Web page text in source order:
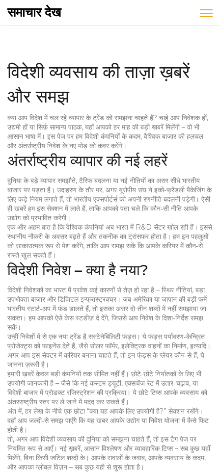
समाचार देख
विदेशी व्यवसाय की ताज़ा ख़बरें
और समझ
क्या आप विदेश में चल रहे व्यापार के ट्रेंड को समझना चाहते हैं? चाहे आप निवेशक हों,
उद्यमी हों या सिर्फ़ सामान्य पाठक, यहाँ आपको हर माह की बड़ी खबरें मिलेंगी – वो भी
आसान भाषा में। इस पेज पर हम विदेशी कंपनियों के कदम, वैश्विक बाजार की हलचल
और अंतर्राष्ट्रीय निवेश के नए मोड़ को कवर करेंगे।
अंतर्राष्ट्रीय व्यापार की नई लहरें
दुनिया के बड़े व्यापार समझौते, टैरिफ बदलना या नई नीतियों का असर सीधे भारतीय
बाजार पर पड़ता है। उदाहरण के तौर पर, अगर यूरोपीय संघ ने इको‑फ्रेंडली पैकेजिंग के
लिए कड़े नियम लगाते हैं, तो भारतीय एक्सपोर्टर्स को अपनी रणनीति बदलनी पड़ेगी। ऐसी
ही खबरें हम इस सेक्शन में लाते हैं, ताकि आपको पता चले कि कौन‑सी नीति आपके
उद्योग को प्रभावित करेगी।
एक और अहम बात है कि वैश्विक कंपनियां अब भारत में R&D सेंटर खोल रही हैं। इससे
स्थानीय नौकरी के अवसर बढ़ते हैं और तकनीक का ट्रांसफर होता है। हम इन पहलुओं
को साकारात्मक रूप से पेश करेंगे, ताकि आप समझ सकें कि आपके करियर में कौन‑से
रास्ते खुल सकते हैं।
विदेशी निवेश – क्या है नया?
विदेशी निवेशकों का भारत में प्रवेश कई कारणों से तेज़ हो रहा है – स्थिर नीतियां, बड़ा
उपभोक्ता बाजार और डिजिटल इन्फ्रास्ट्रक्चर। जब अमेरिका या जापान की बड़ी फर्में
भारतीय स्टार्ट‑अप में फंड डालते हैं, तो इसका असर दो-तीन शब्दों में नहीं समझाया जा
सकता। हम आपको ऐसे केस स्टडीज़ दे देंगे, जिससे आप निवेश के दिशा‑निर्देश समझ
सकें।
उन्हीं निवेशों में से एक नया ट्रेंड है सस्टेनेबिलिटी फंड्स। ये फंड्स पर्यावरण‑केन्द्रित
प्रोजेक्ट्स को फाइनेंस देते हैं, जैसे सोलर फॉर्मर, इलेक्ट्रिक वाहनों का निर्माण, इत्यादि।
अगर आप इस सेक्टर में करियर बनाना चाहते हैं, तो इन फंड्स के प्लेयर कौन‑से हैं, ये
जानना ज़रूरी है।
हमारी ख़बरें केवल बड़ी कंपनियों तक सीमित नहीं हैं। छोटे-छोटे निर्यातकों के लिए भी
उपयोगी जानकारी है – जैसे कि नई कस्टम ड्यूटी, एक्सचेंज रेट में उतार‑चढ़ाव, या
विदेशी बाजार में प्रोडक्ट रजिस्ट्रेशन की प्रक्रिया। ये छोटे टिप्स आपके व्यवसाय को
अंतरराष्ट्रीय स्तर पर ले जाने में मदद कर सकते हैं।
अंत में, हर लेख के नीचे एक छोटा “क्या यह आपके लिए उपयोगी है?” सेक्शन रखेंगे।
वहाँ आप जल्दी‑से समझ पाएँगे कि यह खबर आपके उद्योग या निवेश योजना में कैसे फिट
होती है।
तो, अगर आप विदेशी व्यवसाय की दुनिया को समझना चाहते हैं, तो इस टैग पेज पर
नियमित रूप से आएँ। नई ख़बरें, आसान विश्लेषण और व्यावहारिक टिप्स – सब कुछ यहाँ
मिलेंगे, बिना किसी जटिल शब्दों के। आपके सवालों के जवाब, आपके व्यवसाय के कदम,
और आपका ग्लोबल विज़न – सब कुछ यही से शुरू होता है।